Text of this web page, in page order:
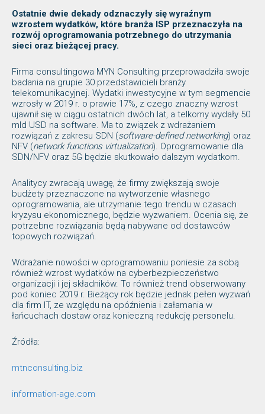
Ostatnie dwie dekady odznaczyły się wyraźnym
wzrostem wydatków, które branża ISP przeznaczyła na
rozwój oprogramowania potrzebnego do utrzymania
sieci oraz bieżącej pracy.
Firma consultingowa MYN Consulting przeprowadziła swoje
badania na grupie 30 przedstawicieli branży
telekomunikacyjnej. Wydatki inwestycyjne w tym segmencie
wzrosły w 2019 r. o prawie 17%, z czego znaczny wzrost
ujawnił się w ciągu ostatnich dwóch lat, a telkomy wydały 50
mld USD na software. Ma to związek z wdrażaniem
rozwiązań z zakresu SDN (software-defined networking) oraz
NFV (network functions virtualization). Oprogramowanie dla
SDN/NFV oraz 5G będzie skutkowało dalszym wydatkom.
Analitycy zwracają uwagę, że firmy zwiększają swoje
budżety przeznaczone na wytworzenie własnego
oprogramowania, ale utrzymanie tego trendu w czasach
kryzysu ekonomicznego, będzie wyzwaniem. Ocenia się, że
potrzebne rozwiązania będą nabywane od dostawców
topowych rozwiązań.
Wdrażanie nowości w oprogramowaniu poniesie za sobą
również wzrost wydatków na cyberbezpieczeństwo
organizacji i jej składników. To również trend obserwowany
pod koniec 2019 r. Bieżący rok będzie jednak pełen wyzwań
dla firm IT, ze względu na opóźnienia i załamania w
łańcuchach dostaw oraz konieczną redukcję personelu.
Źródła:
mtnconsulting.biz
information-age.com